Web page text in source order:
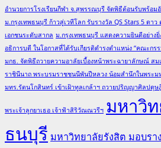
อำนวยการโรงเรียนกีฬา จ.สุพรรณบุรี จัดพิธีต้อนรับพร้อม
ม.กรุงเทพธนบุรี ก้าวสู่เวทีโลก รับรางวัล QS Stars 5 ดา
เอกชนระดับสากล ม.กรุงเทพธนบุรี แสดงความยินดีอย่าง
อธิการบดี ในโอกาสที่ได้รับเกียรติดำรงตำแหน่ง “คณะกร
มกธ. จัดพิธีถวายความอาลัยเบื้องหน้าพระฉายาลักษณ์ สม
ราชินีนาถ พระบรมราชชนนีพันปีหลวง น้อมสำนึกในพระ
มทร.รัตนโกสินทร์ เข้าเฝ้าทูลเกล้าฯ ถวายปริญญาศิลป
พระเจ้าลูกยาเธอ เจ้าฟ้าสิริวัณณวรีฯ มหาวิ
ธนบุรี มหาวิทยาลัยรังสิต มอบร